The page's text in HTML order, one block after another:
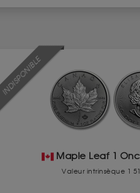
INDISPONIBLE
Maple Leaf 1
Valeur intrinsèque 1